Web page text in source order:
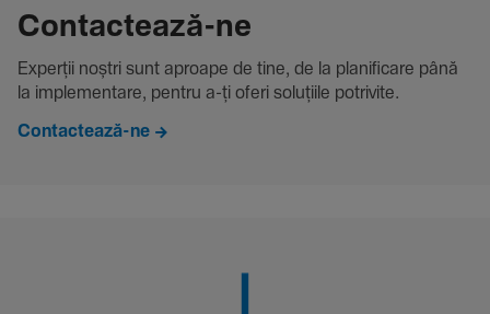
Contac­tează-ne
Experții noștri sunt aproape de tine, de la plani­fi­care până
la imple­men­tare, pentru a-ți oferi solu­țiile potri­vite.
Contactează-ne